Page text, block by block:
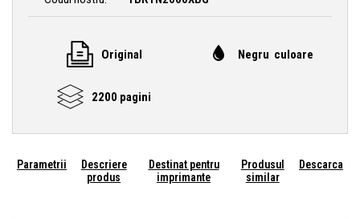
Original Negru culoare
2200 pagini
Parametrii
Descriere
produs
Destinat pentru
imprimante
Produsul
similar
Descarca